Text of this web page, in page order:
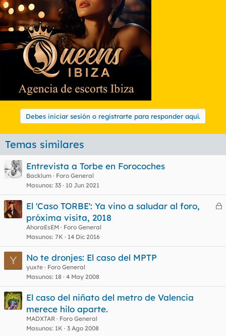
Debes iniciar sesión o registrarte para responder aquí.
Temas similares
Entrevista a Torbe en Forocoches
Backlum
Foro General
Masunos 33 10 Jun 2021
C
a
El 'Caso TORBE': Ya vino a saludar al foro,
próxima visita, 2018
AhoraEsEM
Foro General
Masunos 7K 14 Dic 2016
Y No te dronjes: El caso del MPTP
yuxte
Foro General
Masunos 18 4 May 2008
El caso del niñato del metro de Valencia
merece hilo aparte.
MADXTAR
Foro General
Masunos 1K 3 Ago 2008